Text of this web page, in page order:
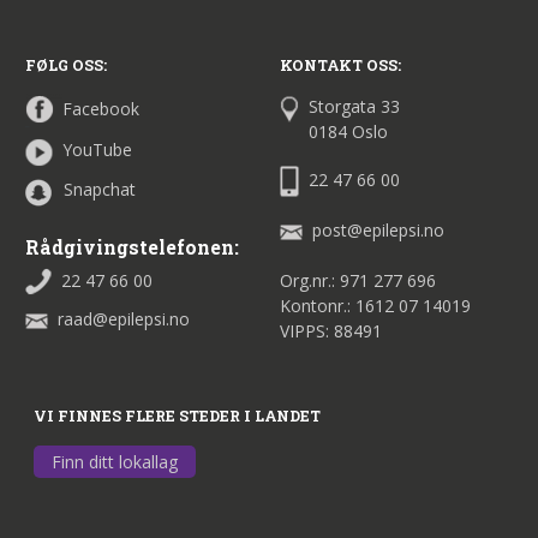
FØLG OSS:
Facebook
YouTube
Snapchat
Rådgivingstelefonen:
22 47 66 00
raad@epilepsi.no
KONTAKT OSS:
Storgata 33
0184 Oslo
22 47 66 00
post@epilepsi.no
Org.nr.: 971 277 696
Kontonr.: 1612 07 14019
VIPPS: 88491
VI FINNES FLERE STEDER I LANDET
Finn ditt lokallag